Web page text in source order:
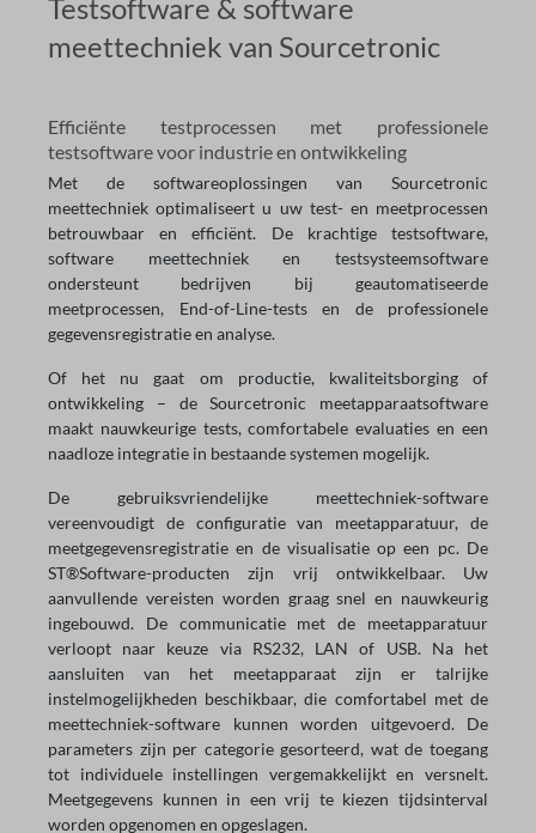
Testsoftware & software
meettechniek van Sourcetronic
Efficiënte testprocessen met professionele
testsoftware voor industrie en ontwikkeling
Met de softwareoplossingen van Sourcetronic
meettechniek optimaliseert u uw test- en meetprocessen
betrouwbaar en efficiënt. De krachtige testsoftware,
software meettechniek en testsysteemsoftware
ondersteunt bedrijven bij geautomatiseerde
meetprocessen, End-of-Line-tests en de professionele
gegevensregistratie en analyse.
Of het nu gaat om productie, kwaliteitsborging of
ontwikkeling – de Sourcetronic meetapparaatsoftware
maakt nauwkeurige tests, comfortabele evaluaties en een
naadloze integratie in bestaande systemen mogelijk.
De gebruiksvriendelijke meettechniek-software
vereenvoudigt de configuratie van meetapparatuur, de
meetgegevensregistratie en de visualisatie op een pc. De
ST®Software-producten zijn vrij ontwikkelbaar. Uw
aanvullende vereisten worden graag snel en nauwkeurig
ingebouwd. De communicatie met de meetapparatuur
verloopt naar keuze via RS232, LAN of USB. Na het
aansluiten van het meetapparaat zijn er talrijke
instelmogelijkheden beschikbaar, die comfortabel met de
meettechniek-software kunnen worden uitgevoerd. De
parameters zijn per categorie gesorteerd, wat de toegang
tot individuele instellingen vergemakkelijkt en versnelt.
Meetgegevens kunnen in een vrij te kiezen tijdsinterval
worden opgenomen en opgeslagen.